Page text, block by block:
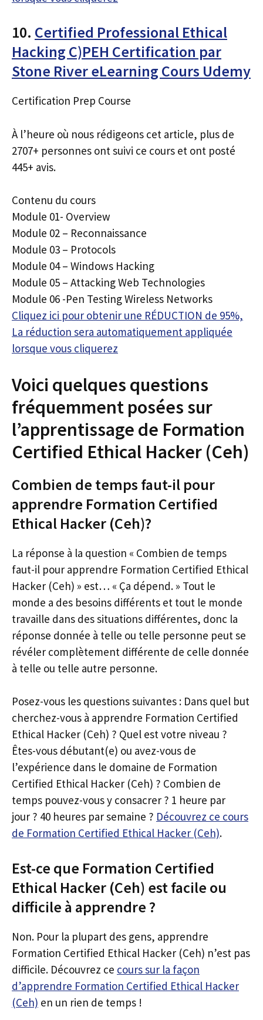
10. Certified Professional Ethical
Hacking C)PEH Certification par
Stone River eLearning Cours Udemy
Certification Prep Course
À l’heure où nous rédigeons cet article, plus de
2707+ personnes ont suivi ce cours et ont posté
445+ avis.
Contenu du cours
Module 01- Overview
Module 02 – Reconnaissance
Module 03 – Protocols
Module 04 – Windows Hacking
Module 05 – Attacking Web Technologies
Module 06 -Pen Testing Wireless Networks
Cliquez ici pour obtenir une RÉDUCTION de 95%,
La réduction sera automatiquement appliquée
lorsque vous cliquerez
Voici quelques questions
fréquemment posées sur
l’apprentissage de Formation
Certified Ethical Hacker (Ceh)
Combien de temps faut-il pour
apprendre Formation Certified
Ethical Hacker (Ceh)?
La réponse à la question « Combien de temps
faut-il pour apprendre Formation Certified Ethical
Hacker (Ceh) » est… « Ça dépend. » Tout le
monde a des besoins différents et tout le monde
travaille dans des situations différentes, donc la
réponse donnée à telle ou telle personne peut se
révéler complètement différente de celle donnée
à telle ou telle autre personne.
Posez-vous les questions suivantes : Dans quel but
cherchez-vous à apprendre Formation Certified
Ethical Hacker (Ceh) ? Quel est votre niveau ?
Êtes-vous débutant(e) ou avez-vous de
l’expérience dans le domaine de Formation
Certified Ethical Hacker (Ceh) ? Combien de
temps pouvez-vous y consacrer ? 1 heure par
jour ? 40 heures par semaine ? Découvrez ce cours
de Formation Certified Ethical Hacker (Ceh).
Est-ce que Formation Certified
Ethical Hacker (Ceh) est facile ou
difficile à apprendre ?
Non. Pour la plupart des gens, apprendre
Formation Certified Ethical Hacker (Ceh) n’est pas
difficile. Découvrez ce cours sur la façon
d’apprendre Formation Certified Ethical Hacker
(Ceh) en un rien de temps !